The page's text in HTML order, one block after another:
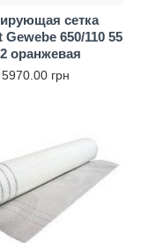
сетка
Gewebe 650/110 55
оранжевая
5970.00 грн